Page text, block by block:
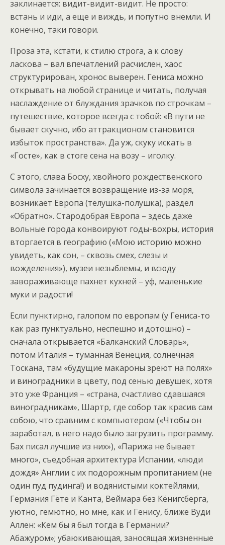
заклинается: видит-видит-видит. Не просто:
встань и иди, а еще и виждь, и попутно внемли. И
конечно, таки говори.
Проза эта, кстати, к стилю строга, а к слову
ласкова – вал впечатлений расчислен, хаос
структурирован, хронос выверен. Гениса можно
открывать на любой странице и читать, получая
наслаждение от блуждания зрачков по строчкам –
путешествие, которое всегда с тобой: «В пути не
бывает скучно, ибо аттракционом становится
избыток пространства». Да уж, скуку искать в
«Госте», как в стоге сена на возу – иголку.
С этого, слава Босху, хвойного рождественского
символа зачинается возвращение из-за моря,
возникает Европа (телушка-полушка), раздел
«Обратно». Стародобрая Европа – здесь даже
вольные города конвоируют годы-вохры, история
вторгается в географию («Мою историю можно
увидеть, как сон, – сквозь смех, слезы и
вожделения»), музеи незыблемы, и всюду
завораживающе пахнет кухней – уф, маленькие
муки и радости!
Если пунктирно, галопом по европам (у Гениса-то
как раз пунктуально, неспешно и дотошно) –
сначала открывается «Балканский Словарь»,
потом Италия – туманная Венеция, солнечная
Тоскана, там «будущие макароны зреют на полях»
и виноградники в цвету, под сенью девушек, хотя
это уже Франция – «страна, счастливо сдавшаяся
виноградникам», Шартр, где собор так красив сам
собою, что сравним с компьютером («Чтобы он
заработал, в него надо было загрузить программу.
Бах писал лучшие из них»), «Парижа не бывает
много», съедобная архитектура Испании, «люди
дождя» Англии с их подорожным пропитанием (не
один пуд пудинга!) и водянистыми коктейлями,
Германия Гёте и Канта, Веймара без Кёнигсберга,
уютно, гемютно, но мне, как и Генису, ближе Вуди
Аллен: «Кем бы я был тогда в Германии?
Абажуром»; убаюкивающая, заносящая жизненные